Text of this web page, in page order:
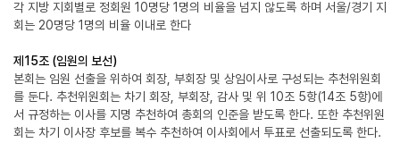
각 지방 지회별로 정회원 10명당 1명의 비율을 넘지 않도록 하며 서울/경기 지
회는 20명당 1명의 비율 이내로 한다
제15조 (임원의 보선)
본회는 임원 선출을 위하여 회장, 부회장 및 상임이사로 구성되는 추천위원회
를 둔다. 추천위원회는 차기 회장, 부회장, 감사 및 위 10조 5항(14조 5항)에
서 규정하는 이사를 지명 추천하여 총회의 인준을 받도록 한다. 또한 추천위원
회는 차기 이사장 후보를 복수 추천하여 이사회에서 투표로 선출되도록 한다.